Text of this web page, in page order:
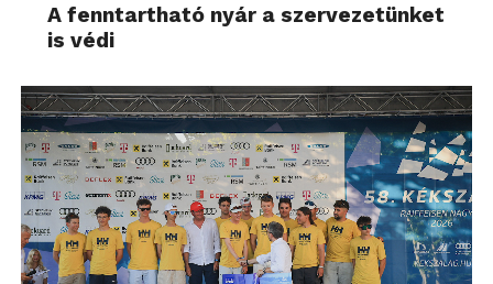
A fenntartható nyár a szervezetünket
is védi